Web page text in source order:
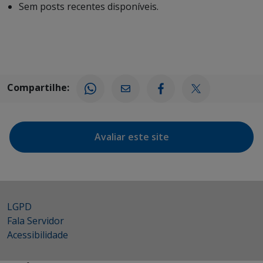
Sem posts recentes disponíveis.
Compartilhe:
Avaliar este site
LGPD
Fala Servidor
Acessibilidade